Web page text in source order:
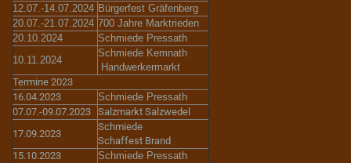
12.07.-14.07.2024 Bürgerfest Gräfenberg
20.07.-21.07.2024 700 Jahre Marktrieden
20.10.2024
Schmiede Pressath
10.11.2024
Schmiede Kemnath
Handwerkermarkt
Termine 2023
16.04.2023
Schmiede Pressath
07.07.-09.07.2023 Salzmarkt Salzwedel
17.09.2023
Schmiede
Schaffest Brand
15.10.2023
Schmiede Pressath